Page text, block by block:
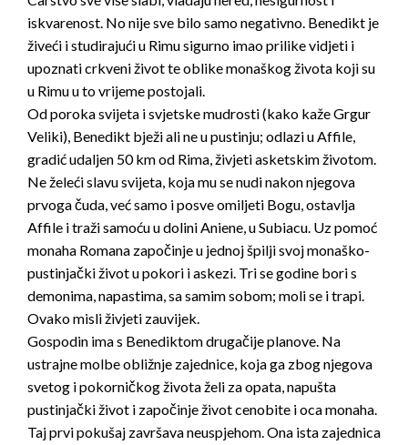
iskvarenost. No nije sve bilo samo negativno. Benedikt je
živeći i studirajući u Rimu sigurno imao prilike vidjeti i
upoznati crkveni život te oblike monaškog života koji su
u Rimu u to vrijeme postojali.
Od poroka svijeta i svjetske mudrosti (kako kaže Grgur
Veliki), Benedikt bježi ali ne u pustinju; odlazi u Affile,
gradić udaljen 50 km od Rima, živjeti asketskim životom.
Ne želeći slavu svijeta, koja mu se nudi nakon njegova
prvoga čuda, već samo i posve omiljeti Bogu, ostavlja
Affile i traži samoću u dolini Aniene, u Subiacu. Uz pomoć
monaha Romana započinje u jednoj špilji svoj monaško-
pustinjački život u pokori i askezi. Tri se godine bori s
demonima, napastima, sa samim sobom; moli se i trapi.
Ovako misli živjeti zauvijek.
Gospodin ima s Benediktom drugačije planove. Na
ustrajne molbe obližnje zajednice, koja ga zbog njegova
svetog i pokorničkog života želi za opata, napušta
pustinjački život i započinje život cenobite i oca monaha.
Taj prvi pokušaj završava neuspjehom. Ona ista zajednica